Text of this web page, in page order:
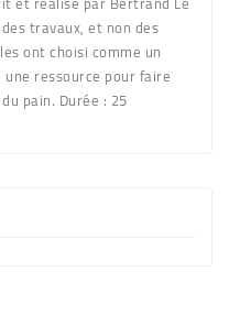
travaux, et non des
ont choisi comme un
ressource pour faire
pain. Durée : 25